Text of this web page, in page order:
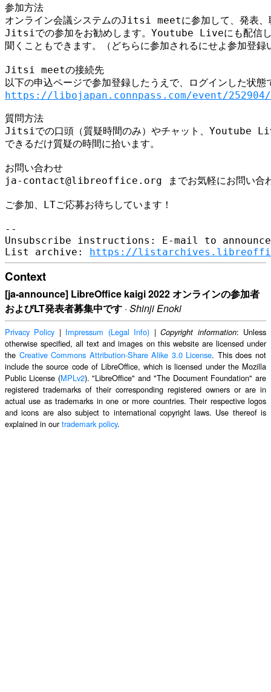
参加方法
オンライン会議システムのJitsi meetに参加して、発表、
Jitsiでの参加をお勧めします。Youtube Liveにも配信し
聞くこともできます。（どちらに参加されるにせよ参加登録
Jitsi meetの接続先
https://libojapan.connpass.com/event/252904/
質問方法
Jitsiでの口頭（質疑時間のみ）やチャット、Youtube
できるだけ質疑の時間に拾います。
お問い合わせ
ja-contact@libreoffice.org までお気軽にお問い合わ
ご参加、LTご応募お待ちしています！
--
Unsubscribe instructions: E-mail to
List archive: https://
Context
[ja-announce] LibreOffice kaigi 2022 オンラインの参加者
およびLT発表者募集中です · Shinji Enoki
Privacy Policy | Impressum (Legal Info) |Copyright information: Unless
otherwise specified, all text and images on this website are licensed under
the Creative Commons Attribution-Share Alike 3.0 License. This does not
include the source code of LibreOffice, which is licensed under the Mozilla
Public License (MPLv2). "LibreOffice" and "The Document Foundation" are
registered trademarks of their corresponding registered owners or are in
actual use as trademarks in one or more countries. Their respective logos
and icons are also subject to international copyright laws. Use thereof is
explained in ourtrademark policy.